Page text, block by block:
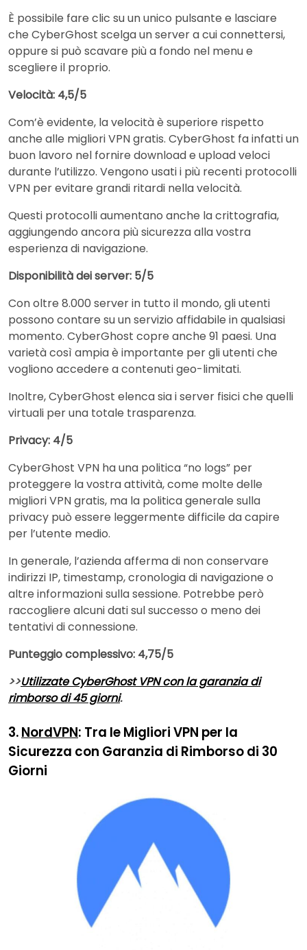
È possibile fare clic su un unico pulsante e lasciare
che CyberGhost scelga un server a cui connettersi,
oppure si può scavare più a fondo nel menu e
scegliere il proprio.
Velocità: 4,5/5
Com’è evidente, la velocità è superiore rispetto
anche alle migliori VPN gratis. CyberGhost fa infatti un
buon lavoro nel fornire download e upload veloci
durante l’utilizzo. Vengono usati i più recenti protocolli
VPN per evitare grandi ritardi nella velocità.
Questi protocolli aumentano anche la crittografia,
aggiungendo ancora più sicurezza alla vostra
esperienza di navigazione.
Disponibilità dei server: 5/5
Con oltre 8.000 server in tutto il mondo, gli utenti
possono contare su un servizio affidabile in qualsiasi
momento. CyberGhost copre anche 91 paesi. Una
varietà così ampia è importante per gli utenti che
vogliono accedere a contenuti geo-limitati.
Inoltre, CyberGhost elenca sia i server fisici che quelli
virtuali per una totale trasparenza.
Privacy: 4/5
CyberGhost VPN ha una politica “no logs” per
proteggere la vostra attività, come molte delle
migliori VPN gratis, ma la politica generale sulla
privacy può essere leggermente difficile da capire
per l’utente medio.
In generale, l’azienda afferma di non conservare
indirizzi IP, timestamp, cronologia di navigazione o
altre informazioni sulla sessione. Potrebbe però
raccogliere alcuni dati sul successo o meno dei
tentativi di connessione.
Punteggio complessivo: 4,75/5
>>Utilizzate CyberGhost VPN con la garanzia di
rimborso di 45 giorni.
3.NordVPN: Tra le Migliori VPN per la
Sicurezza con Garanzia di Rimborso di 30
Giorni